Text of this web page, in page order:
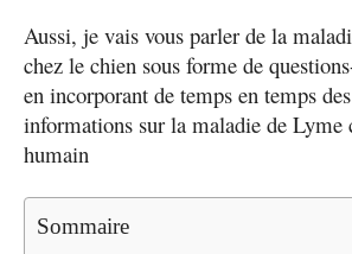
Aussi, je vais vous parler de la
chez le chien sous forme de
en incorporant de temps en temps des
informations sur la maladie de Lyme
humain
Sommaire